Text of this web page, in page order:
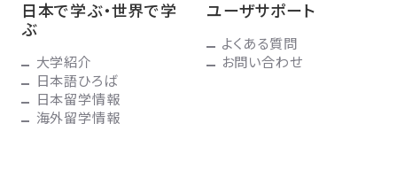
日本で学ぶ・世界で学
ぶ
大学紹介
日本語ひろば
日本留学情報
海外留学情報
ユーザサポート
よくある質問
お問い合わせ